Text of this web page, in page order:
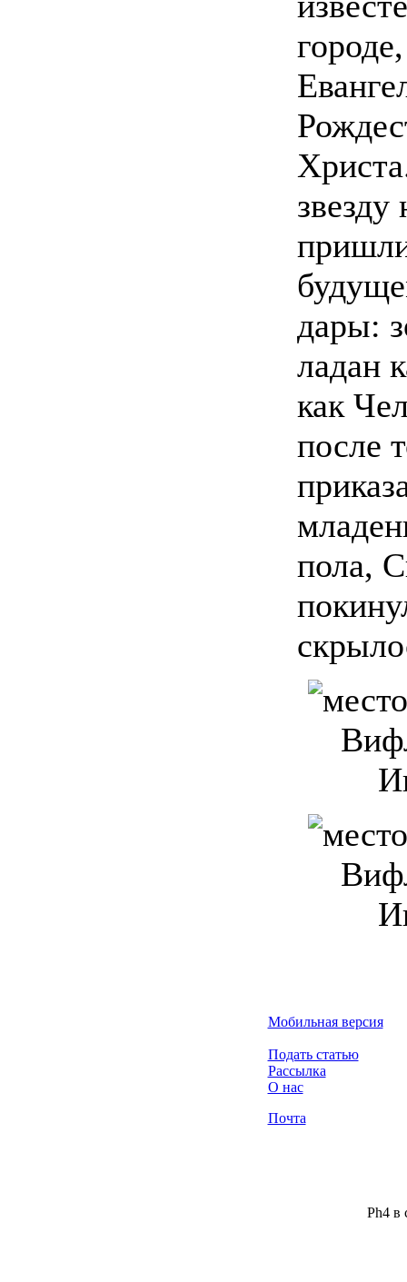
дары:
ладан
как
после
пола,
Мобильная версия
Подать статью
Рассылка
О нас
Почта
Ph4 в